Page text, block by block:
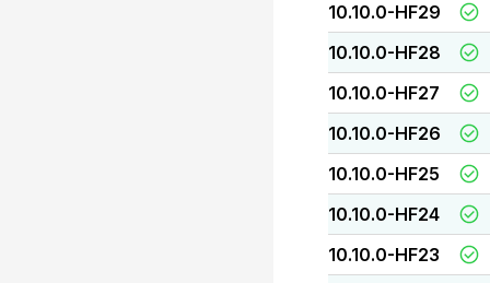
10.10.0-HF29
10.10.0-HF28
10.10.0-HF27
10.10.0-HF26
10.10.0-HF25
10.10.0-HF24
10.10.0-HF23